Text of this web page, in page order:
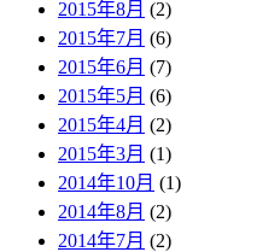
2015年8月 (2)
2015年7月 (6)
2015年6月 (7)
2015年5月 (6)
2015年4月 (2)
2015年3月 (1)
2014年10月 (1)
2014年8月 (2)
2014年7月 (2)